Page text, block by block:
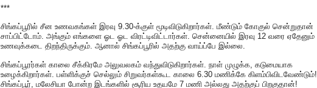
***
சிங்கப்பூரில் சீன உணவகங்கள் இரவு 9.30-க்குள் மூடிவிடுகிறார்கள். மீண்டும் கோகுல் சென்றுதான்
சாப்பிட்டோம். அங்கும் எங்களை ஓட ஓட விரட்டிவிட்டார்கள். சென்னையில் இரவு 12 வரை ஏதேனும்
உணவுக்கடை திறந்திருக்கும். ஆனால் சிங்கப்பூரில் அதற்கு வாய்ப்பே இல்லை.
சிங்கப்பூரர்கள் காலை சீக்கிரமே அலுவலகம் வந்துவிடுகிறார்கள். நாள் முழுக்க, கடுமையாக
உழைக்கிறார்கள். பள்ளிக்குச் செல்லும் சிறுவர்கள்கூட காலை 6.30 மணிக்கே கிளம்பிவிடவேண்டும்!
சிங்கப்பூர், மலேசியா போன்ற இடங்களில் சூரிய உதயமே 7 மணி அல்லது அதற்குப் பிறகுதான்!